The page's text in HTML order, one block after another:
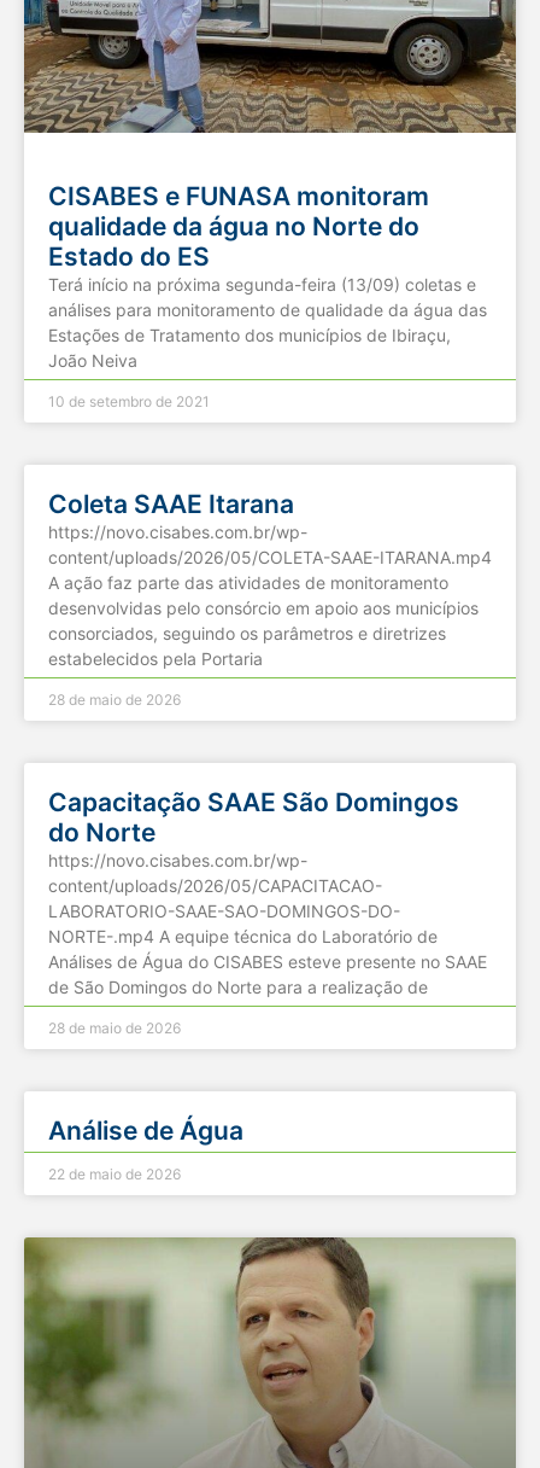
CISABES e FUNASA monitoram
qualidade da água no Norte do
Estado do ES
Terá início na próxima segunda-feira (13/09) coletas e
análises para monitoramento de qualidade da água das
Estações de Tratamento dos municípios de Ibiraçu,
João Neiva
10 de setembro de 2021
Coleta SAAE Itarana
https://novo.cisabes.com.br/wp-
content/uploads/2026/05/COLETA-SAAE-ITARANA.mp4
A ação faz parte das atividades de monitoramento
desenvolvidas pelo consórcio em apoio aos municípios
consorciados, seguindo os parâmetros e diretrizes
estabelecidos pela Portaria
28 de maio de 2026
Capacitação SAAE São Domingos
do Norte
https://novo.cisabes.com.br/wp-
content/uploads/2026/05/CAPACITACAO-
LABORATORIO-SAAE-SAO-DOMINGOS-DO-
NORTE-.mp4 A equipe técnica do Laboratório de
Análises de Água do CISABES esteve presente no SAAE
de São Domingos do Norte para a realização de
28 de maio de 2026
Análise de Água
22 de maio de 2026